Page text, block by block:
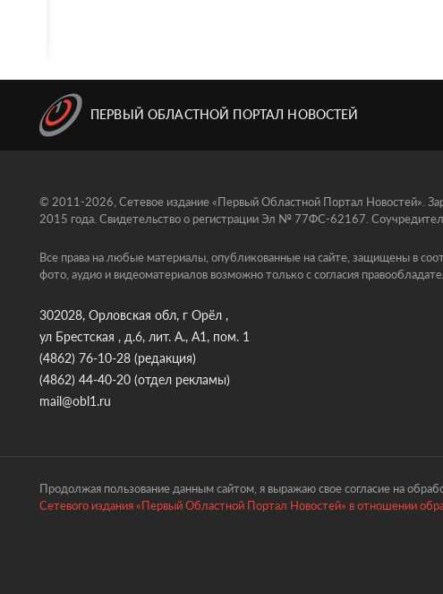
ПЕРВЫЙ ОБЛАСТНОЙ ПОРТАЛ НОВОСТЕЙ
© 2011-2026, Сетевое издание «Первый Областной Портал Новостей».
2015 года. Свидетельство о регистрации Эл № 77ФС-62167.
Все права на любые материалы, опубликованные на сайте, защищены в
фото, аудио и видеоматериалов возможно только с согласия
302028, Орловская обл, г Орёл ,
ул Брестская , д.6, лит. А., А1, пом. 1
(4862) 76-10-28 (редакция)
(4862) 44-40-20 (отдел рекламы)
mail@obl1.ru
Продолжая пользование данным сайтом, я выражаю свое согласие на
Сетевого издания «Первый Областной Портал Новостей» в отношении